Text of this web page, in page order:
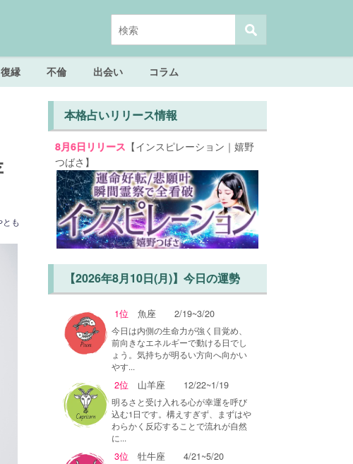
復縁 不倫 出会い コラム
も
本格占いリリース情報
8月6日リリース 【インスピレーション｜嬉野
つばさ】
【2026年8月10日(月)】今日の運勢
1位 魚座 2/19~3/20
今日は内側の生命力が強く目覚め、
前向きなエネルギーで動ける日でし
ょう。気持ちが明るい方向へ向かい
やす...
2位 山羊座 12/22~1/19
明るさと受け入れる心が幸運を呼び
込む1日です。構えすぎず、まずはや
わらかく反応することで流れが自然
に...
3位 牡牛座 4/21~5/20